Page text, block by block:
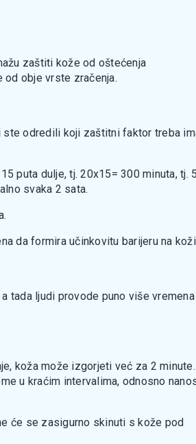
zaštiti kože od oštećenja
od obje vrste zračenja.
ste odredili koji zaštitni faktor treba
puta dulje, tj. 20x15= 300 minuta, tj. 5
svaka 2 sata.
da formira učinkovitu barijeru na
tada ljudi provode puno više vremena
koža može izgorjeti već za 2 minute.
u kraćim intervalima, odnosno
će se zasigurno skinuti s kože pod